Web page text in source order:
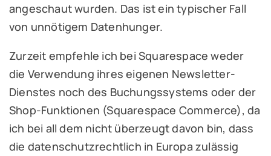
angeschaut wurden. Das ist ein typischer Fall
von unnötigem Datenhunger.
Zurzeit empfehle ich bei Squarespace weder
die Verwendung ihres eigenen Newsletter-
Dienstes noch des Buchungssystems oder der
Shop-Funktionen (Squarespace Commerce), da
ich bei all dem nicht überzeugt davon bin, dass
die datenschutzrechtlich in Europa zulässig